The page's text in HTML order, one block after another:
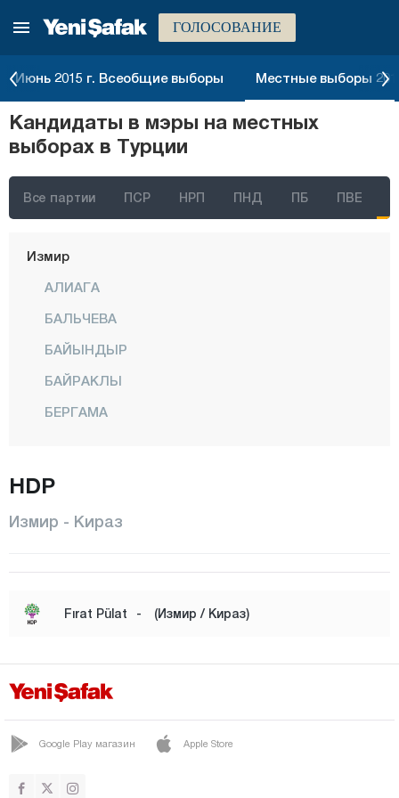
ГОЛОСОВАНИЕ
Июнь 2015 г. Всеобщие выборы Местные выборы
Кандидаты в мэры на местных
выборах в Турции
Все партии ПСР НРП ПНД ПБ ПВЕ
Анкара
Измир
АЛИАГА
БАЛЬЧЕВА
БАЙЫНДЫР
БАЙРАКЛЫ
БЕРГАМА
ЧЕШМЕ
ГАЗЕМИР
ГЮЗЕЛЬБАХЧЕ
КАРАБАГЛАР
КАРАБУРУН
КАРШИЯКА
HDP
Измир - Кираз
Fırat Pülat - (Измир / Кираз)
Google Play магазин Apple Store